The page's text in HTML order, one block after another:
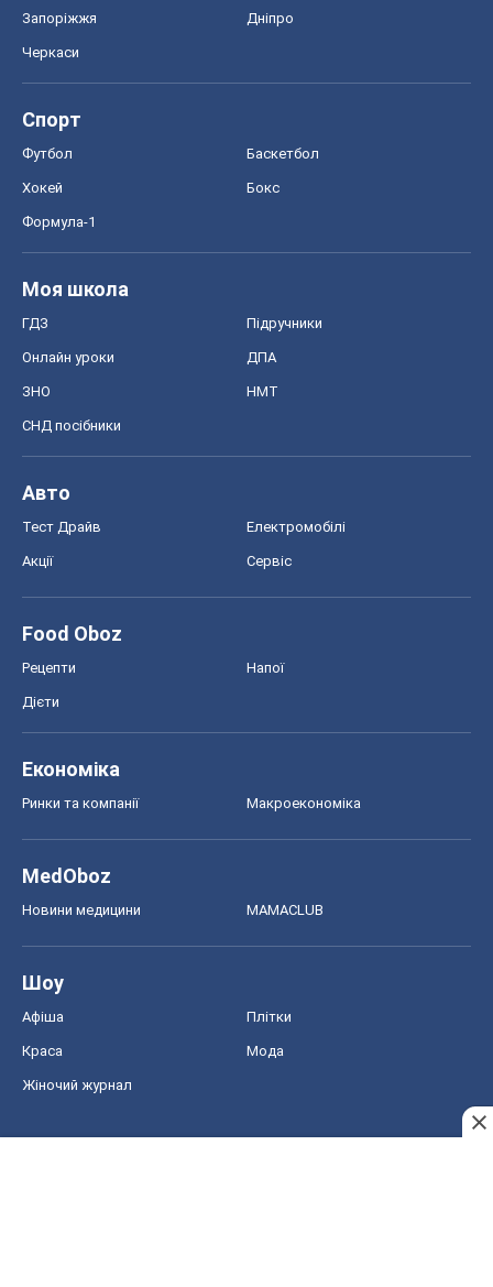
Запоріжжя Дніпро
Черкаси
Спорт
Футбол Баскетбол
Хокей Бокс
Формула-1
Моя школа
ГДЗ Підручники
Онлайн уроки ДПА
ЗНО НМТ
СНД посібники
Авто
Тест Драйв Електромобілі
Акції Сервіс
Food Oboz
Рецепти Напої
Дієти
Економіка
Ринки та компанії Макроекономіка
MedOboz
Новини медицини MAMACLUB
Шоу
Афіша Плітки
Краса Мода
Жіночий журнал